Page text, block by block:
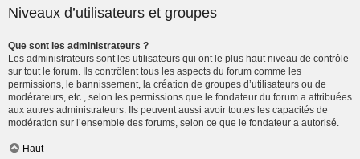
Niveaux d’utilisateurs et groupes
Que sont les administrateurs ?
Les administrateurs sont les utilisateurs qui ont le plus haut niveau de contrôle
sur tout le forum. Ils contrôlent tous les aspects du forum comme les
permissions, le bannissement, la création de groupes d’utilisateurs ou de
modérateurs, etc., selon les permissions que le fondateur du forum a attribuées
aux autres administrateurs. Ils peuvent aussi avoir toutes les capacités de
modération sur l’ensemble des forums, selon ce que le fondateur a autorisé.
Haut